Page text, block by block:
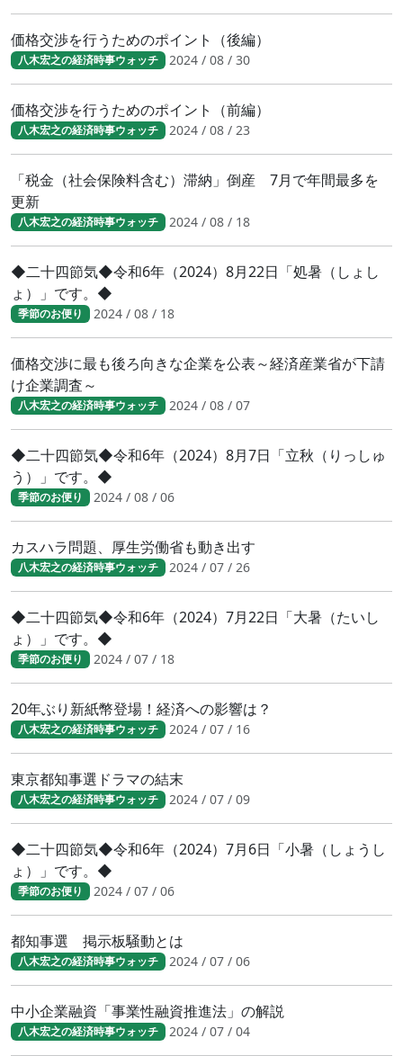
価格交渉を行うためのポイント（後編）
八木宏之の経済時事ウォッチ 2024 / 08 / 30
価格交渉を行うためのポイント（前編）
八木宏之の経済時事ウォッチ 2024 / 08 / 23
「税金（社会保険料含む）滞納」倒産 7月で年間最多を
更新
八木宏之の経済時事ウォッチ 2024 / 08 / 18
◆二十四節気◆令和6年（2024）8月22日「処暑（しょし
ょ）」です。◆
季節のお便り 2024 / 08 / 18
価格交渉に最も後ろ向きな企業を公表～経済産業省が下請
け企業調査～
八木宏之の経済時事ウォッチ 2024 / 08 / 07
◆二十四節気◆令和6年（2024）8月7日「立秋（りっしゅ
う）」です。◆
季節のお便り 2024 / 08 / 06
カスハラ問題、厚生労働省も動き出す
八木宏之の経済時事ウォッチ 2024 / 07 / 26
◆二十四節気◆令和6年（2024）7月22日「大暑（たいし
ょ）」です。◆
季節のお便り 2024 / 07 / 18
20年ぶり新紙幣登場！経済への影響は？
八木宏之の経済時事ウォッチ 2024 / 07 / 16
東京都知事選ドラマの結末
八木宏之の経済時事ウォッチ 2024 / 07 / 09
◆二十四節気◆令和6年（2024）7月6日「小暑（しょうし
ょ）」です。◆
季節のお便り 2024 / 07 / 06
都知事選 掲示板騒動とは
八木宏之の経済時事ウォッチ 2024 / 07 / 06
中小企業融資「事業性融資推進法」の解説
八木宏之の経済時事ウォッチ 2024 / 07 / 04